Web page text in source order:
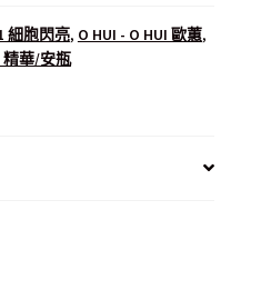
細胞閃亮, O HUI - O HUI 歐蕙,
精華/安瓶